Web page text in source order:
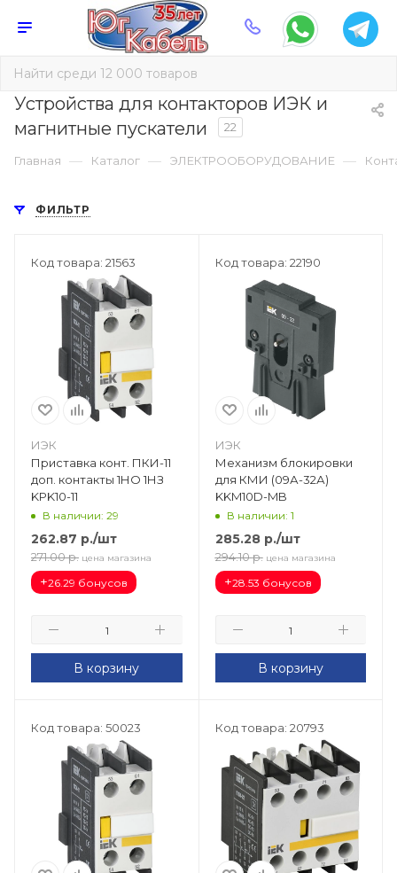
Устройства для контакторов ИЭК и
магнитные пускатели
22
Главная — Каталог — ЭЛЕКТРООБОРУДОВАНИЕ —
ФИЛЬТР
Код товара: 21563
ИЭК
Приставка конт. ПКИ-11
доп. контакты 1НО 1НЗ
KPK10-11
В наличии: 29
262.87 р./шт
271.00 р. цена магазина
+26.29 бонусов
В корзину
Код товара: 22190
ИЭК
Механизм блокировки
для КМИ (09А-32А)
KKM10D-MB
В наличии: 1
285.28р./шт
294.10 р. цена магазина
+28.53 бонусов
В корзину
Код товара: 50023 Код товара: 20793